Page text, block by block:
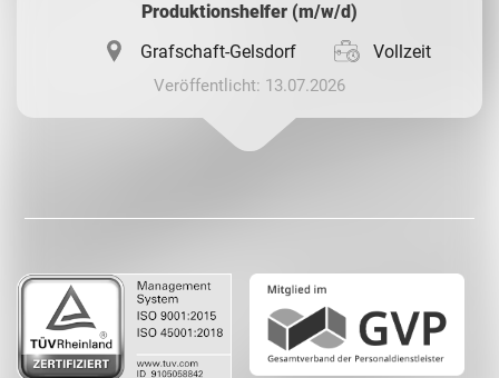
Produktionshelfer (m/w/d)
Grafschaft-Gelsdorf
Vollzeit
Veröffentlicht: 13.07.2026